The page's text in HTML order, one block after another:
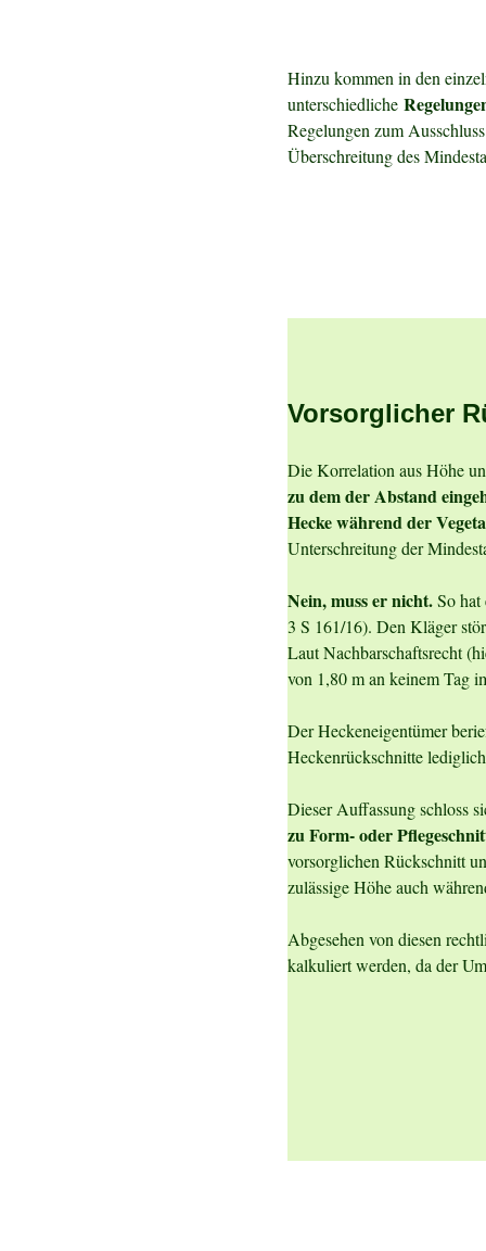
Hinzu kommen in den
unterschiedliche
Regelungen zum
Überschreitung des
Vorsorglicher
Die Korrelation aus Höhe
zu dem der Abstand
Hecke während der
Unterschreitung der
Nein, muss er nicht.So
3 S 161/16). Den Kläger
Laut Nachbarschaftsrecht
von 1,80 m an keinem Tag
Der Heckeneigentümer
Heckenrückschnitte
Dieser Auffassung schloss
zu Form- oder
vorsorglichen Rückschnitt
zulässige Höhe auch
Abgesehen von diesen
kalkuliert werden, da der